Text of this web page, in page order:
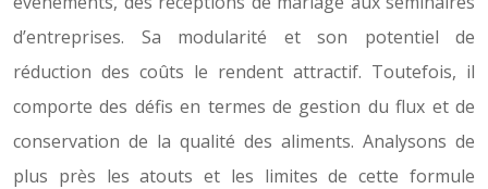
d’entreprises. Sa modularité et son potentiel de
réduction des coûts le rendent attractif. Toutefois, il
comporte des défis en termes de gestion du flux et de
conservation de la qualité des aliments. Analysons de
plus près les atouts et les limites de cette formule